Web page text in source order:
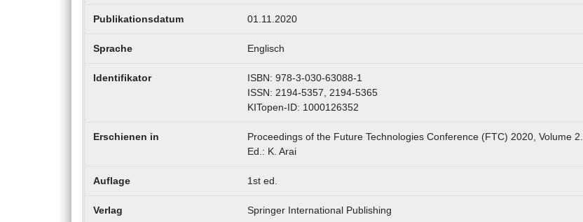
Publikationsdatum 01.11.2020
Sprache Englisch
Identifikator
ISBN: 978-3-030-63088-1
ISSN: 2194-5357, 2194-5365
KITopen-ID: 1000126352
Erschienen in
Proceedings of the Future Technologies Conference (FTC) 2020, Volume 2.
Ed.: K. Arai
Auflage 1st ed.
Verlag Springer International Publishing